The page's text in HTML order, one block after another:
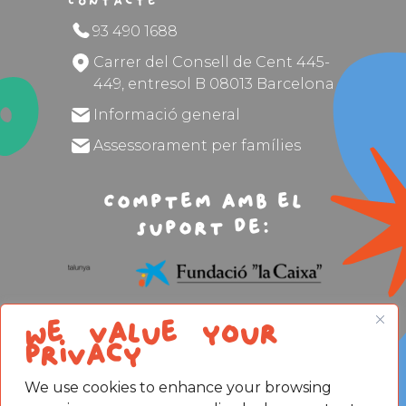
We value your
privacy
We use cookies to enhance your browsing
93 490 1688
Carrer del Consell de Cent 445-
449, entresol B 08013 Barcelona
Informació general
Assessorament per famílies
Comptem amb el
suport de:
Avís legal